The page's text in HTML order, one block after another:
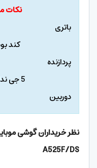
نکات
کند بودن
دوربین
A525F/DS